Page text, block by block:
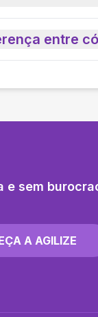
entre
e sem
A AGILIZE